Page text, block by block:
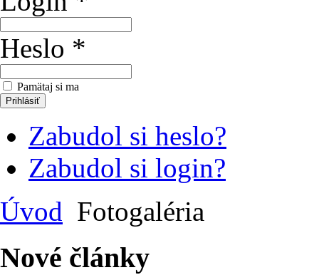
Heslo *
Pamätaj si ma
Zabudol si heslo?
Zabudol si login?
Úvod Fotogaléria
Nové články